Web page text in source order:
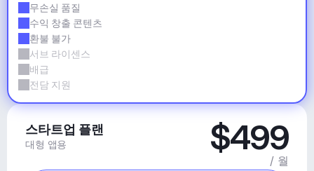
무손실 품질
수익 창출 콘텐츠
환불 불가
서브 라이센스
배급
전담 지원
스타트업 플랜
대형 앱용 $499
/ 월